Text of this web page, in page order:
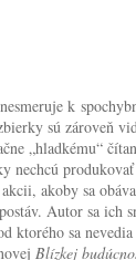
k
sú zároveň
„hladkému“
akoby sa
Autor sa
ktorého sa
Blízkej